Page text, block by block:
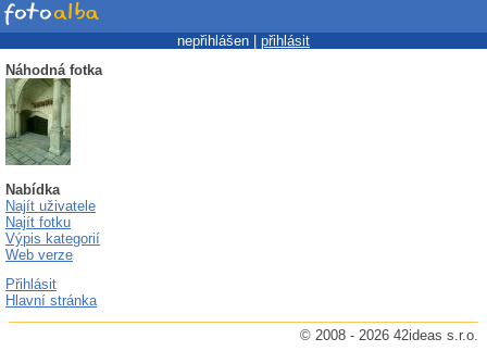
nepřihlášen | přihlásit
Náhodná fotka
Nabídka
Najít uživatele
Najít fotku
Výpis kategorií
Web verze
Přihlásit
Hlavní stránka
© 2008 - 2026 42ideas s.r.o.